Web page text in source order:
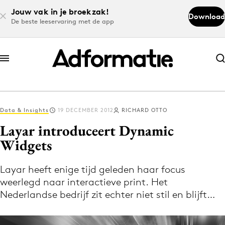
Jouw vak in je broekzak!
De beste leeservaring met de app
Download
Abonneer nu
Abonneer nu
Log in
Volg het laatste nieuws via de Adformatie
Nieuws app
Data & Insights 19 DECEMBER 2012 RICHARD OTTO
Layar introduceert Dynamic
Widgets
Layar heeft enige tijd geleden haar focus
weerlegd naar interactieve print. Het
Nederlandse bedrijf zit echter niet stil en blijft…